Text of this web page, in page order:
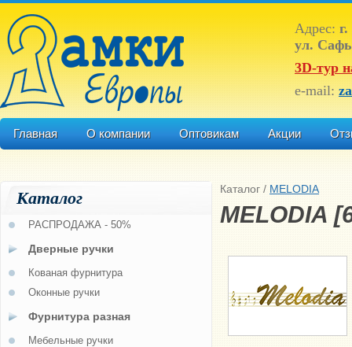
Адрес:
ул.
3D-тур
e-mail:
Главная О компании Оптовикам Акции
Каталог / MELODIA
MELODIA
Каталог
РАСПРОДАЖА - 50%
Дверные ручки
Кованая фурнитура
Оконные ручки
Фурнитура разная
Мебельные ручки